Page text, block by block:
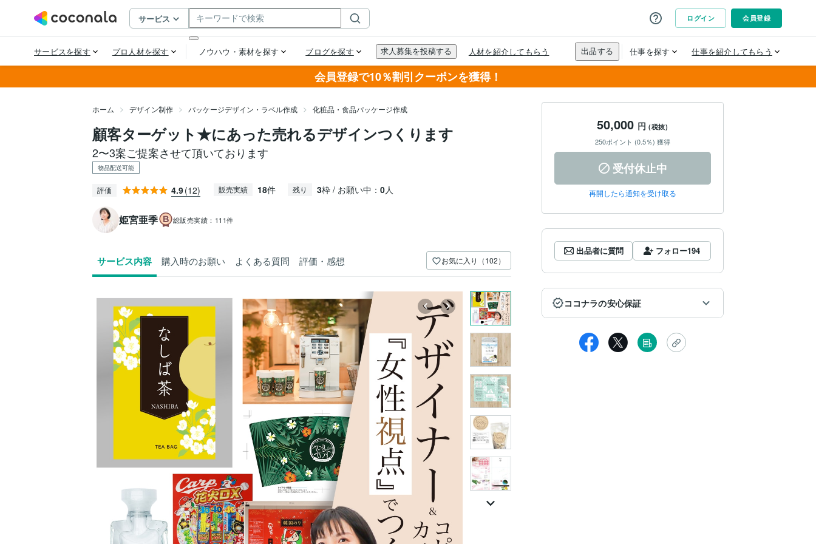
会員登録で10％割引クーポンを獲得！
ホーム デザイン制作 パッケージデザイン・ラベル作成 化粧品・食品パッケージ作成
顧客ターゲット★にあった売れるデザインつくります
2〜3案ご提案させて頂いております
物品配送可能
評価 4.9(12) 販売実績 18件 残り 3枠 / お願い中： 0人
姫宮亜季 総販売実績： 111件
サービス内容 購入時のお願い よくある質問 評価・感想 お気に入り（102）
50,000 円(税抜)
250ポイント (0.5％) 獲得
受付休止中
再開したら通知を受け取る
出品者に質問 フォロー194
ココナラの安心保証